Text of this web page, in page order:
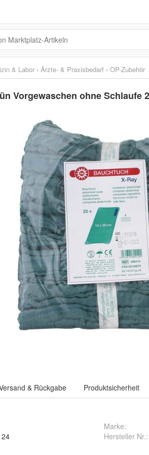
& Labor › Ärzte- & Praxisbedarf › OP-Zubehör
Vorgewaschen ohne Schlaufe
& Rückgabe Produktsicherheit
Marke:
Hersteller Nr.: